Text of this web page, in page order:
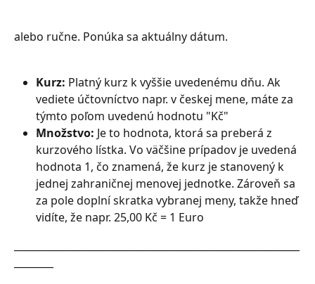
alebo ručne. Ponúka sa aktuálny dátum.
Kurz: Platný kurz k vyššie uvedenému dňu. Ak
vediete účtovníctvo napr. v českej mene, máte za
týmto poľom uvedenú hodnotu "Kč"
Množstvo: Je to hodnota, ktorá sa preberá z
kurzového lístka. Vo väčšine prípadov je uvedená
hodnota 1, čo znamená, že kurz je stanovený k
jednej zahraničnej menovej jednotke. Zároveň sa
za pole doplní skratka vybranej meny, takže hneď
vidíte, že napr. 25,00 Kč = 1 Euro